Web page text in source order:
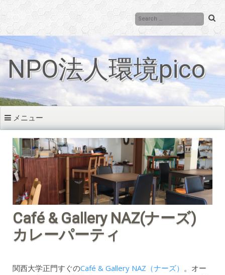
ン
ン
へNPO法人環境pico
メニュー
Café & Gallery NAZ(ナーズ)
カレーパーティ
関西大学正門すぐのCafé & Gallery NAZ（ナーズ） 。オー